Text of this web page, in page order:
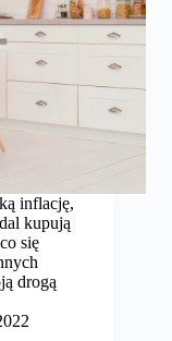
inflację,
kupują
się
drogą